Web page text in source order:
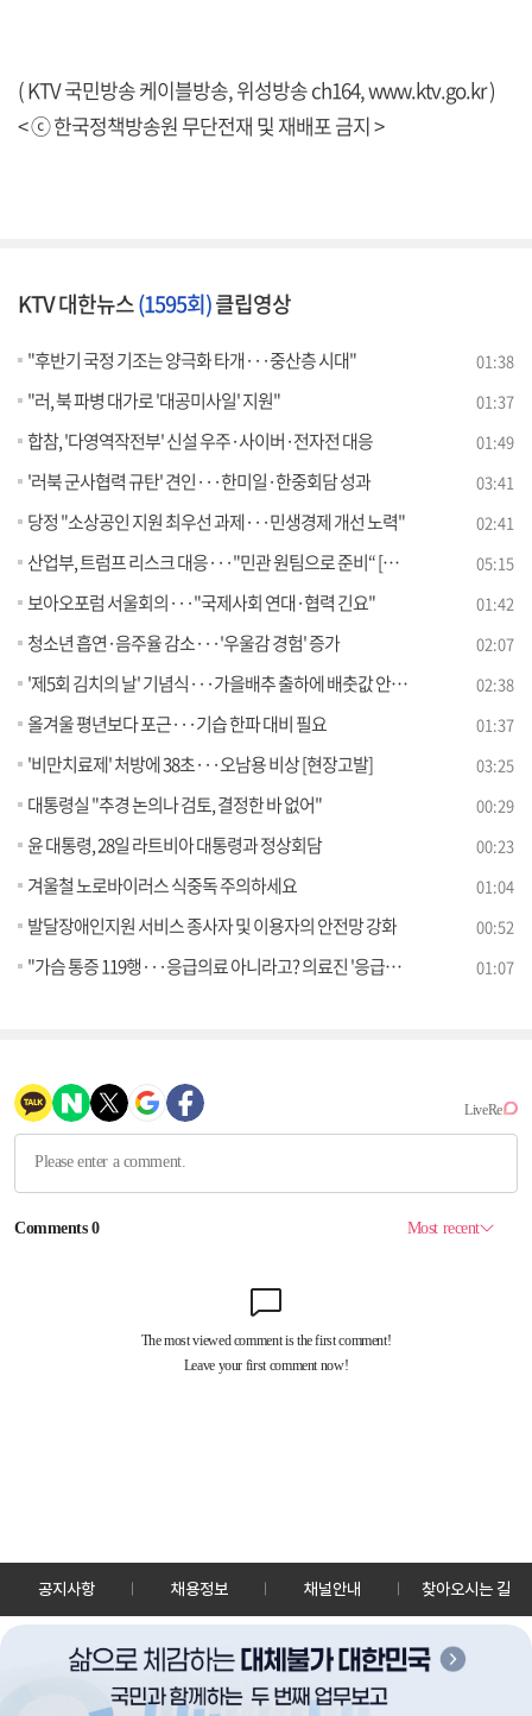
( KTV 국민방송 케이블방송, 위성방송 ch164,www.ktv.go.kr)
< ⓒ 한국정책방송원 무단전재 및 재배포 금지 >
KTV 대한뉴스(1595회)클립영상
"후반기 국정 기조는 양극화 타개···중산층 시대" 01:38
"러, 북 파병 대가로 '대공미사일' 지원" 01:37
합참, '다영역작전부' 신설 우주·사이버·전자전 대응 01:49
'러북 군사협력 규탄' 견인···한미일·한중회담 성과 03:41
당정 "소상공인 지원 최우선 과제···민생경제 개선 노력" 02:41
산업부, 트럼프 리스크 대응···"민관 원팀으로 준비“ [뉴스의 맥] 05:15
보아오포럼 서울회의···"국제사회 연대·협력 긴요" 01:42
청소년 흡연·음주율 감소···'우울감 경험' 증가 02:07
'제5회 김치의 날' 기념식···가을배추 출하에 배춧값 안정세 02:38
올겨울 평년보다 포근···기습 한파 대비 필요 01:37
'비만치료제' 처방에 38초···오남용 비상 [현장고발] 03:25
대통령실 "추경 논의나 검토, 결정한 바 없어" 00:29
윤 대통령, 28일 라트비아 대통령과 정상회담 00:23
겨울철 노로바이러스 식중독 주의하세요 01:04
발달장애인지원 서비스 종사자 및 이용자의 안전망 강화 00:52
"가슴 통증 119행···응급의료 아니라고? 의료진 '응급의료' 판단 존중해야 01:07
공지사항 채용정보 채널안내 찾아오시는 길
30128 세종특별자치시 정부2청사로 13 한국정책방송원 KTV
TEL: 044-204-8000
Copyrightⓒ KTV 국민방송 All Rights Reserved.